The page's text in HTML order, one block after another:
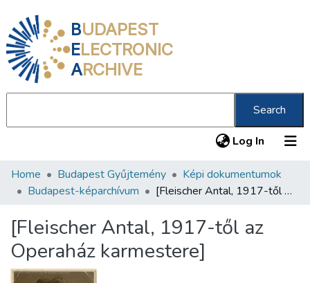
BUDAPEST
ELECTRONIC
ARCHIVE
Search
Log In (current)
Communities & Collections
Statistics
About us
Home Budapest Gyűjtemény
Képi dokumentumok
Budapest-képarchívum
[Fleischer Antal, 1917-től az Operaház karmestere]
[Fleischer Antal, 1917-től az
Operaház karmestere]